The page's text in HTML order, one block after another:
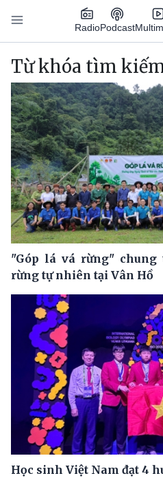
Nhảy đến nội dung
RadioPodcast
Main navigation
Từ khóa tìm
"Góp lá vá rừng" chung
rừng tự nhiên tại Vân Hồ
Học sinh Việt Nam đạt 4